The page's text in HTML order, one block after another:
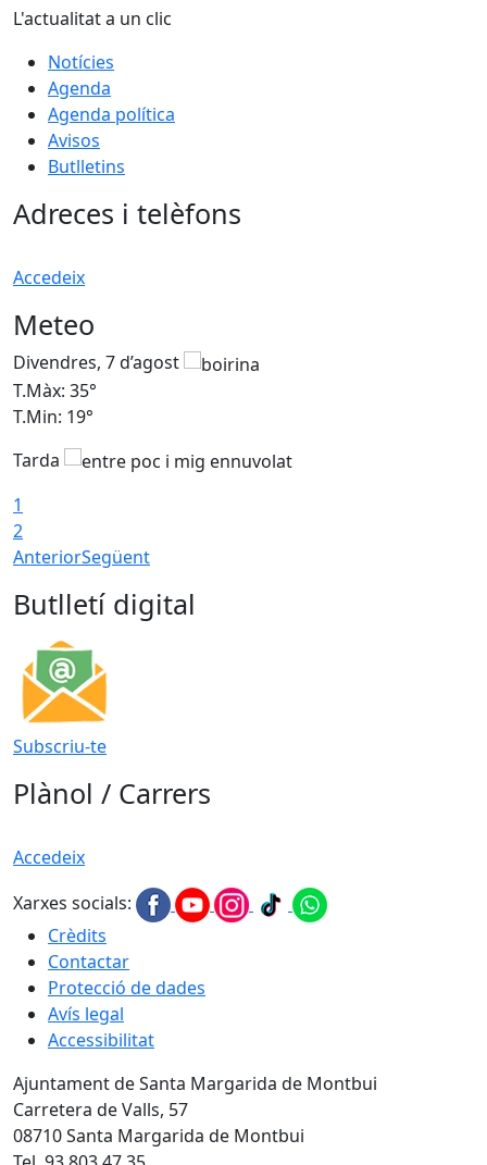
L'actualitat a un clic
Notícies
Agenda
Agenda política
Avisos
Butlletins
Adreces i telèfons
Accedeix
Meteo
Divendres, 7 d’agost
T.Màx: 35°
T.Min: 19°
Tarda
1
2
AnteriorSegüent
Butlletí digital
Subscriu-te
Plànol / Carrers
Accedeix
Xarxes socials:
Crèdits
Contactar
Protecció de dades
Avís legal
Accessibilitat
Ajuntament de Santa Margarida de Montbui
Carretera de Valls, 57
08710 Santa Margarida de Montbui